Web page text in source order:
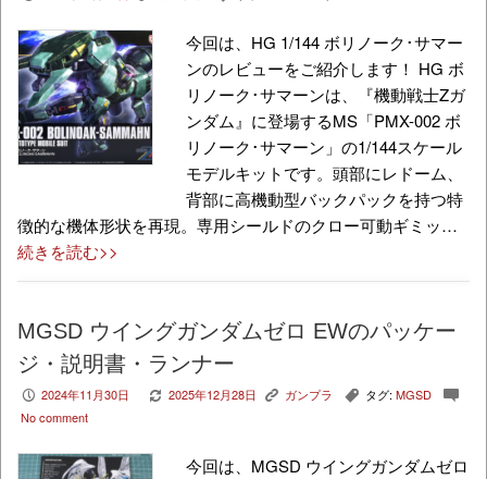
今回は、HG 1/144 ボリノーク･サマー
ンのレビューをご紹介します！ HG ボ
リノーク･サマーンは、『機動戦士Zガ
ンダム』に登場するMS「PMX-002 ボ
リノーク･サマーン」の1/144スケール
モデルキットです。頭部にレドーム、
背部に高機動型バックパックを持つ特
徴的な機体形状を再現。専用シールドのクロー可動ギミッ…
続きを読む>>
MGSD ウイングガンダムゼロ EWのパッケー
ジ・説明書・ランナー
P 2024年11月30日 V 2025年12月28日 K ガンプラ , タグ: MGSD c
No comment
今回は、MGSD ウイングガンダムゼロ